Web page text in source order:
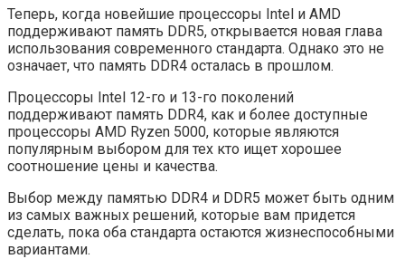
Теперь, когда новейшие процессоры Intel и AMD
поддерживают память DDR5, открывается новая глава
использования современного стандарта. Однако это не
означает, что память DDR4 осталась в прошлом.
Процессоры Intel 12-го и 13-го поколений
поддерживают память DDR4, как и более доступные
процессоры AMD Ryzen 5000, которые являются
популярным выбором для тех кто ищет хорошее
соотношение цены и качества.
Выбор между памятью DDR4 и DDR5 может быть одним
из самых важных решений, которые вам придется
сделать, пока оба стандарта остаются жизнеспособными
вариантами.